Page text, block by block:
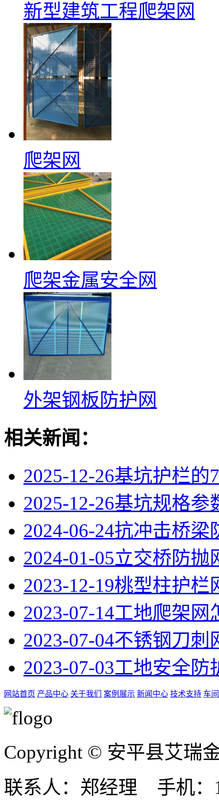
新型建筑工程爬架网
爬架网
爬架金属安全网
外架钢板防护网
相关新闻：
2025-12-26基坑护栏的
2025-12-26基坑规格参
2024-06-24抗冲击桥梁
2024-01-05立交桥防抛
2023-12-19桃型柱护栏
2023-07-14工地爬架网
2023-07-04不锈钢刀刺
2023-07-03工地安全防
网站首页 产品中心 关于我们 案例展示 新闻中心 技术支持 车
Copyright © 安平县艾瑞
联系人：郑经理 手机：